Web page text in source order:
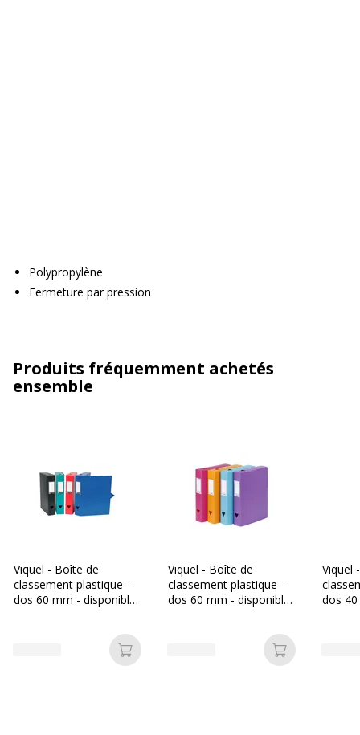
Polypropylène
Fermeture par pression
Produits fréquemment achetés
ensemble
Viquel - Boîte de
classement plastique -
dos 60 mm - disponible
Ajouter au panier
Viquel - Boîte de
classement plastique -
dos 60 mm - disponible
Ajouter au
Viquel
dos